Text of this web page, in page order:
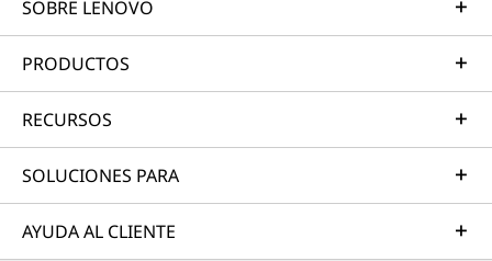
SOBRE LENOVO
PRODUCTOS
RECURSOS
SOLUCIONES PARA
AYUDA AL CLIENTE